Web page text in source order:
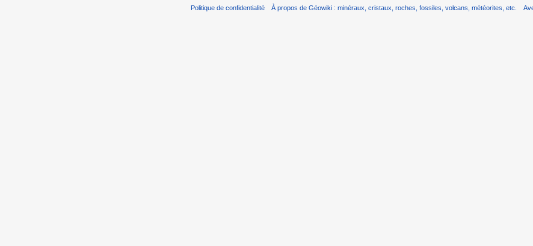
Politique de confidentialité À propos de Géowiki : minéraux, cristaux, roches, fossiles, volcans, météorites, etc.